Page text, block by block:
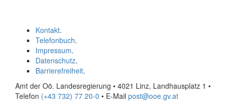
Kontakt.
Telefonbuch.
Impressum.
Datenschutz.
Barrierefreiheit.
Amt der Oö. Landesregierung • 4021 Linz, Landhausplatz 1 •
Telefon (+43 732) 77 20-0 • E-Mail post@ooe.gv.at